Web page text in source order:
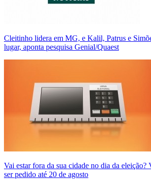
Cleitinho lidera em MG, e Kalil, Patrus e
lugar, aponta pesquisa Genial/Quaest
Vai estar fora da sua cidade no dia da eleição?
ser pedido até 20 de agosto